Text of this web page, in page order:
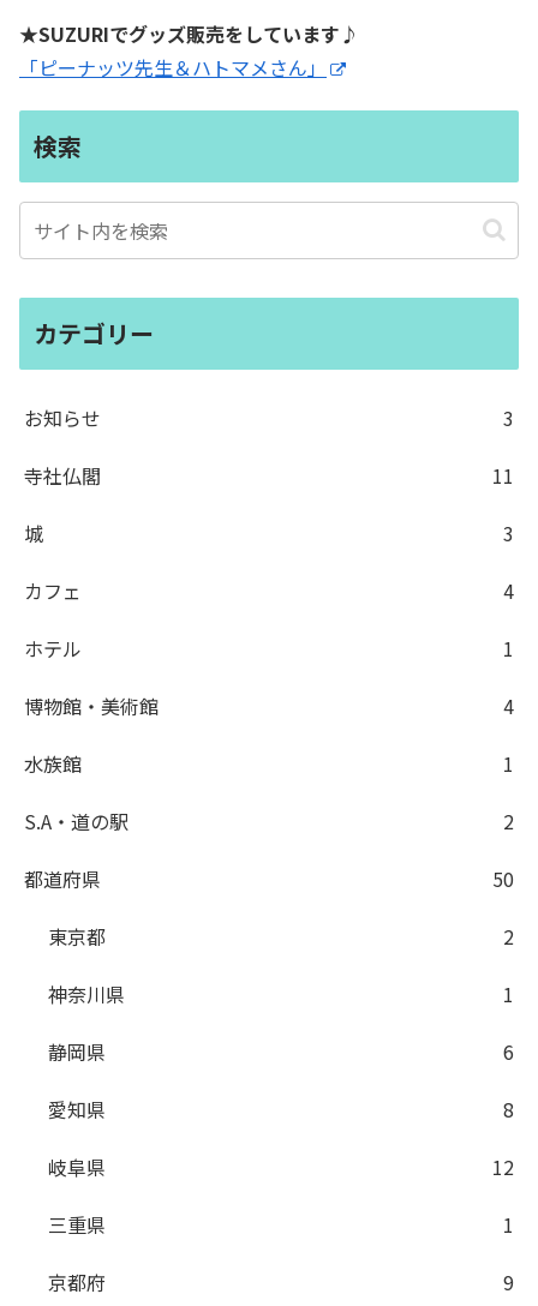
★SUZURIでグッズ販売をしています♪
「ピーナッツ先生＆ハトマメさん」
検索
カテゴリー
お知らせ
3
寺社仏閣
11
城
3
カフェ
4
ホテル
1
博物館・美術館
4
水族館
1
S.A・道の駅
2
都道府県
50
東京都
2
神奈川県
1
静岡県
6
愛知県
8
岐阜県
12
三重県
1
京都府
9